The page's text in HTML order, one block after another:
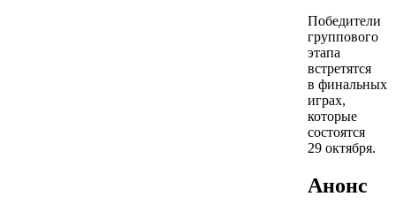
Победители
группового
этапа
встретятся
в финальных
играх,
которые
состоятся
29 октября.
Анонс